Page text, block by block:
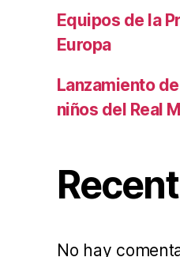
Equipos de la
Europa
Lanzamiento
niños del Real
No hay